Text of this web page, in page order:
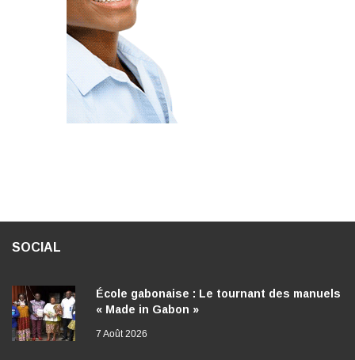
SOCIAL
École gabonaise : Le tournant des manuels
« Made in Gabon »
7 Août 2026